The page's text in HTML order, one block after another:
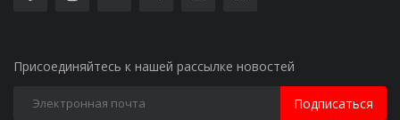
Присоединяйтесь к нашей рассылке новостей
Подписаться